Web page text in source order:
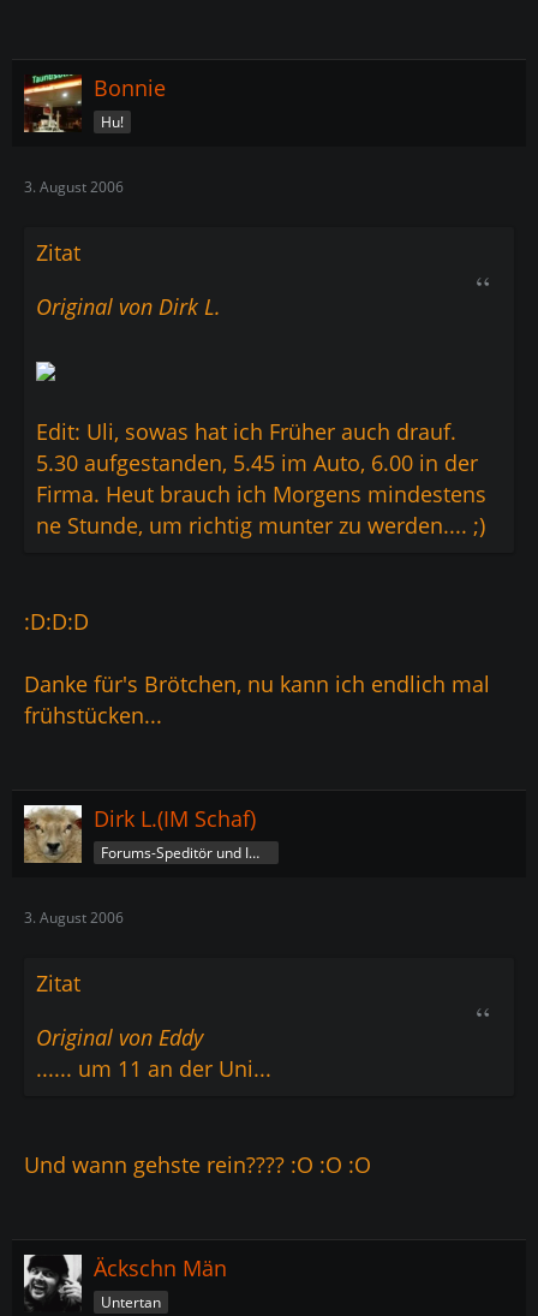
Bonnie
Hu!
3. August 2006
Zitat
Original von Dirk L.
Edit: Uli, sowas hat ich Früher auch drauf.
5.30 aufgestanden, 5.45 im Auto, 6.00 in der
Firma. Heut brauch ich Morgens mindestens
ne Stunde, um richtig munter zu werden.... ;)
:D:D:D
Danke für's Brötchen, nu kann ich endlich mal
frühstücken...
Dirk L.(IM Schaf)
Forums-Speditör und Imperatorschaf
3. August 2006
Zitat
Original von Eddy
...... um 11 an der Uni...
Und wann gehste rein???? :O :O :O
Äckschn Män
Untertan